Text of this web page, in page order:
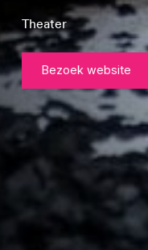
Theater
Bezoek website